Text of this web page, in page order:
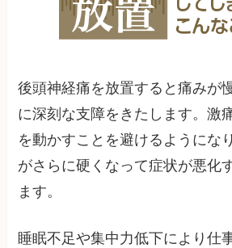
後頭神経痛を放置すると痛みが
に深刻な支障をきたします。激
を動かすことを避けるようにな
がさらに硬くなって症状が悪化
ます。
睡眠不足や集中力低下により仕